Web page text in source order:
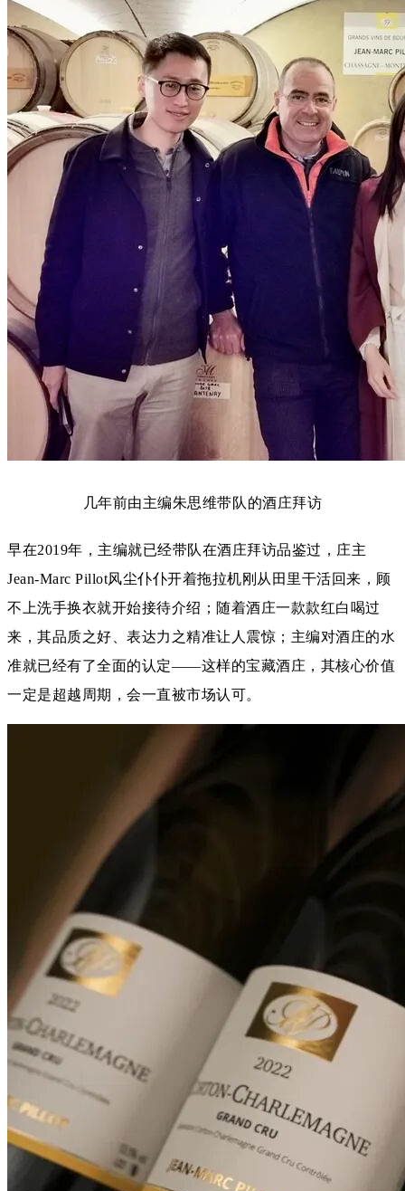
几年前由主编朱思维带队的酒庄拜访
早在2019年，主编就已经带队在酒庄拜访品鉴过， 庄主
Jean-Marc Pillot风尘仆仆开着拖拉机刚从田里干活回来，顾
不上洗手换衣就开始接待介绍；随着酒庄一款款红白喝过
来，其品质之好、表达力之精准让人震惊；主编对酒庄的水
准就已经有了全面的认定——这样的宝藏酒庄，其核心价值
一定是超越周期，会一直被市场认可。